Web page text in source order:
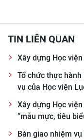
NHÂN DÂN CUỐI
NHÂN DÂN HẰNG
MUA BÁO
ĐỌC BÁO IN
ENGLISH
TIN LIÊN QUAN
Xây dựng Học
Tổ chức thực
vụ của Học viện
Xây dựng Học
“mẫu mực, tiêu
Bàn giao nhiệm